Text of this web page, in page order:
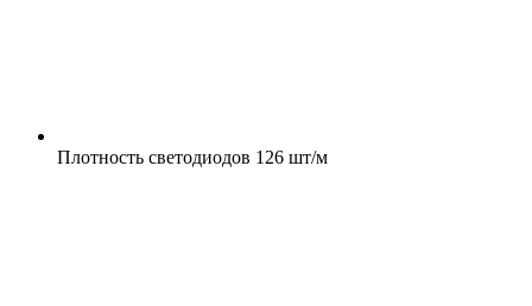
Плотность светодиодов 126 шт/м